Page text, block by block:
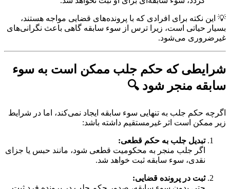
💡 این نکته برای افرادی که با پرونده‌های قضایی مواجه هستند،
بسیار حیاتی است، زیرا ترس از سوء سابقه گاهی باعث نگرانی‌های
غیرضروری می‌شود.
شرایطی که حکم جلب ممکن است به سوء
سابقه منجر شود 🔍
اگرچه حکم جلب به تنهایی سوء سابقه ایجاد نمی‌کند، اما در شرایط
زیر ممکن است اثر غیرمستقیم داشته باشد:
تبدیل جلب به حکم قطعی:
اگر جلب منجر به محکومیت قطعی شود، مانند حبس یا جزای
نقدی، سوء سابقه ثبت خواهد شد.
ثبت در پرونده قضایی: